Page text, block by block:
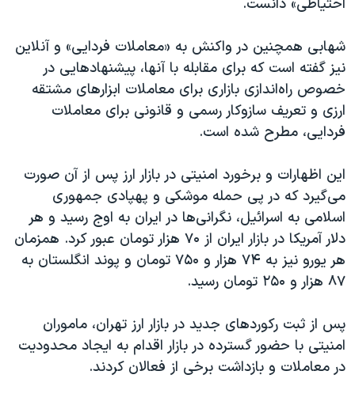
احتیاطی» دانست.
شهابی همچنین در واکنش به «معاملات فردایی» و آنلاین
نیز گفته است که برای مقابله با آنها، پیشنهادهایی در
خصوص راه‌اندازی بازاری برای معاملات ابزارهای مشتقه
ارزی و تعریف سازوکار رسمی و قانونی برای معاملات
فردایی، مطرح شده است.
این اظهارات و برخورد امنیتی در بازار ارز پس از آن صورت
می‌گیرد که در پی حمله موشکی و پهپادی جمهوری
اسلامی به اسرائیل، نگرانی‌ها در ایران به اوج رسید و هر
دلار آمریکا در بازار ایران از ۷۰ هزار تومان عبور کرد. همزمان
هر یورو نیز به ۷۴ هزار و ۷۵۰ تومان و پوند انگلستان به
۸۷ هزار و ۲۵۰ تومان رسید.
پس از ثبت رکوردهای جدید در بازار ارز تهران، ماموران
امنیتی با حضور گسترده در بازار اقدام به ایجاد محدودیت
در معاملات و بازداشت برخی از فعالان کردند.